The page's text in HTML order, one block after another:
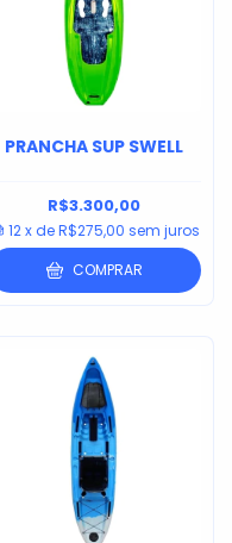
PRANCHA SUP SWELL
R$3.300,00
12x deR$275,00 sem juros
COMPRAR